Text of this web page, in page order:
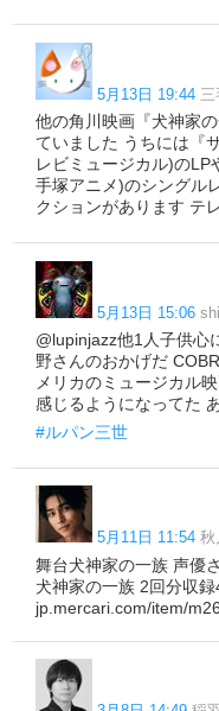
5月13日 19:44 三
他の角川映画『犬神家
ていました うちには『
レビミュージカル)の
手塚アニメ)のシングル
クションがあります テ
5月13日 15:06
@lupinjazz他1人子供心
野さんのおかげだ
メリカのミュージカル
感じるようになってた
#ルパン三世
5月11日 11:54 秋
舞台犬神家の一族 声優
犬神家の一族 2回分収
jp.mercari.com/item/